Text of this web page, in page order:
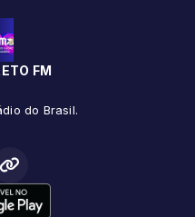
FM
do Brasil.